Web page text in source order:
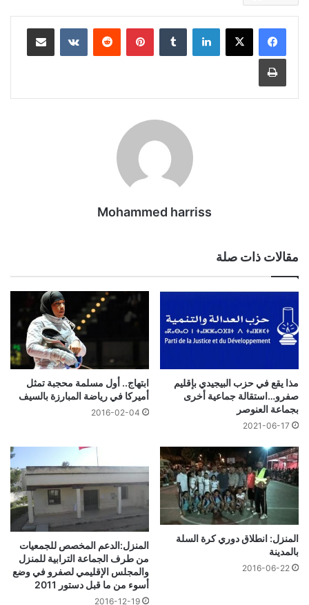
لينكدإن بينتيريست مشاركة عبر البريد
طباعة
Mohammed harriss
مقالات ذات صلة
مذا يقع في حزب البيجيدي بإقليم
صفرو…استقالة جماعية أخرى
بجماعة العنوصر
2021-06-17
ابتهاج.. أول مسلمة محجبة تمثل
أميركا في رياضة المبارزة بالسيف
2016-02-04
المنزل: انطلاق دوري كرة السلة
بالمدينة
2016-06-22
المنزل:الدعم المخصص للجمعيات
من طرف الجماعة الترابية للمنزل
والمجلس الإقليمي لصفرو في وضع
أسوء من ما قبل دستور 2011
2016-12-19